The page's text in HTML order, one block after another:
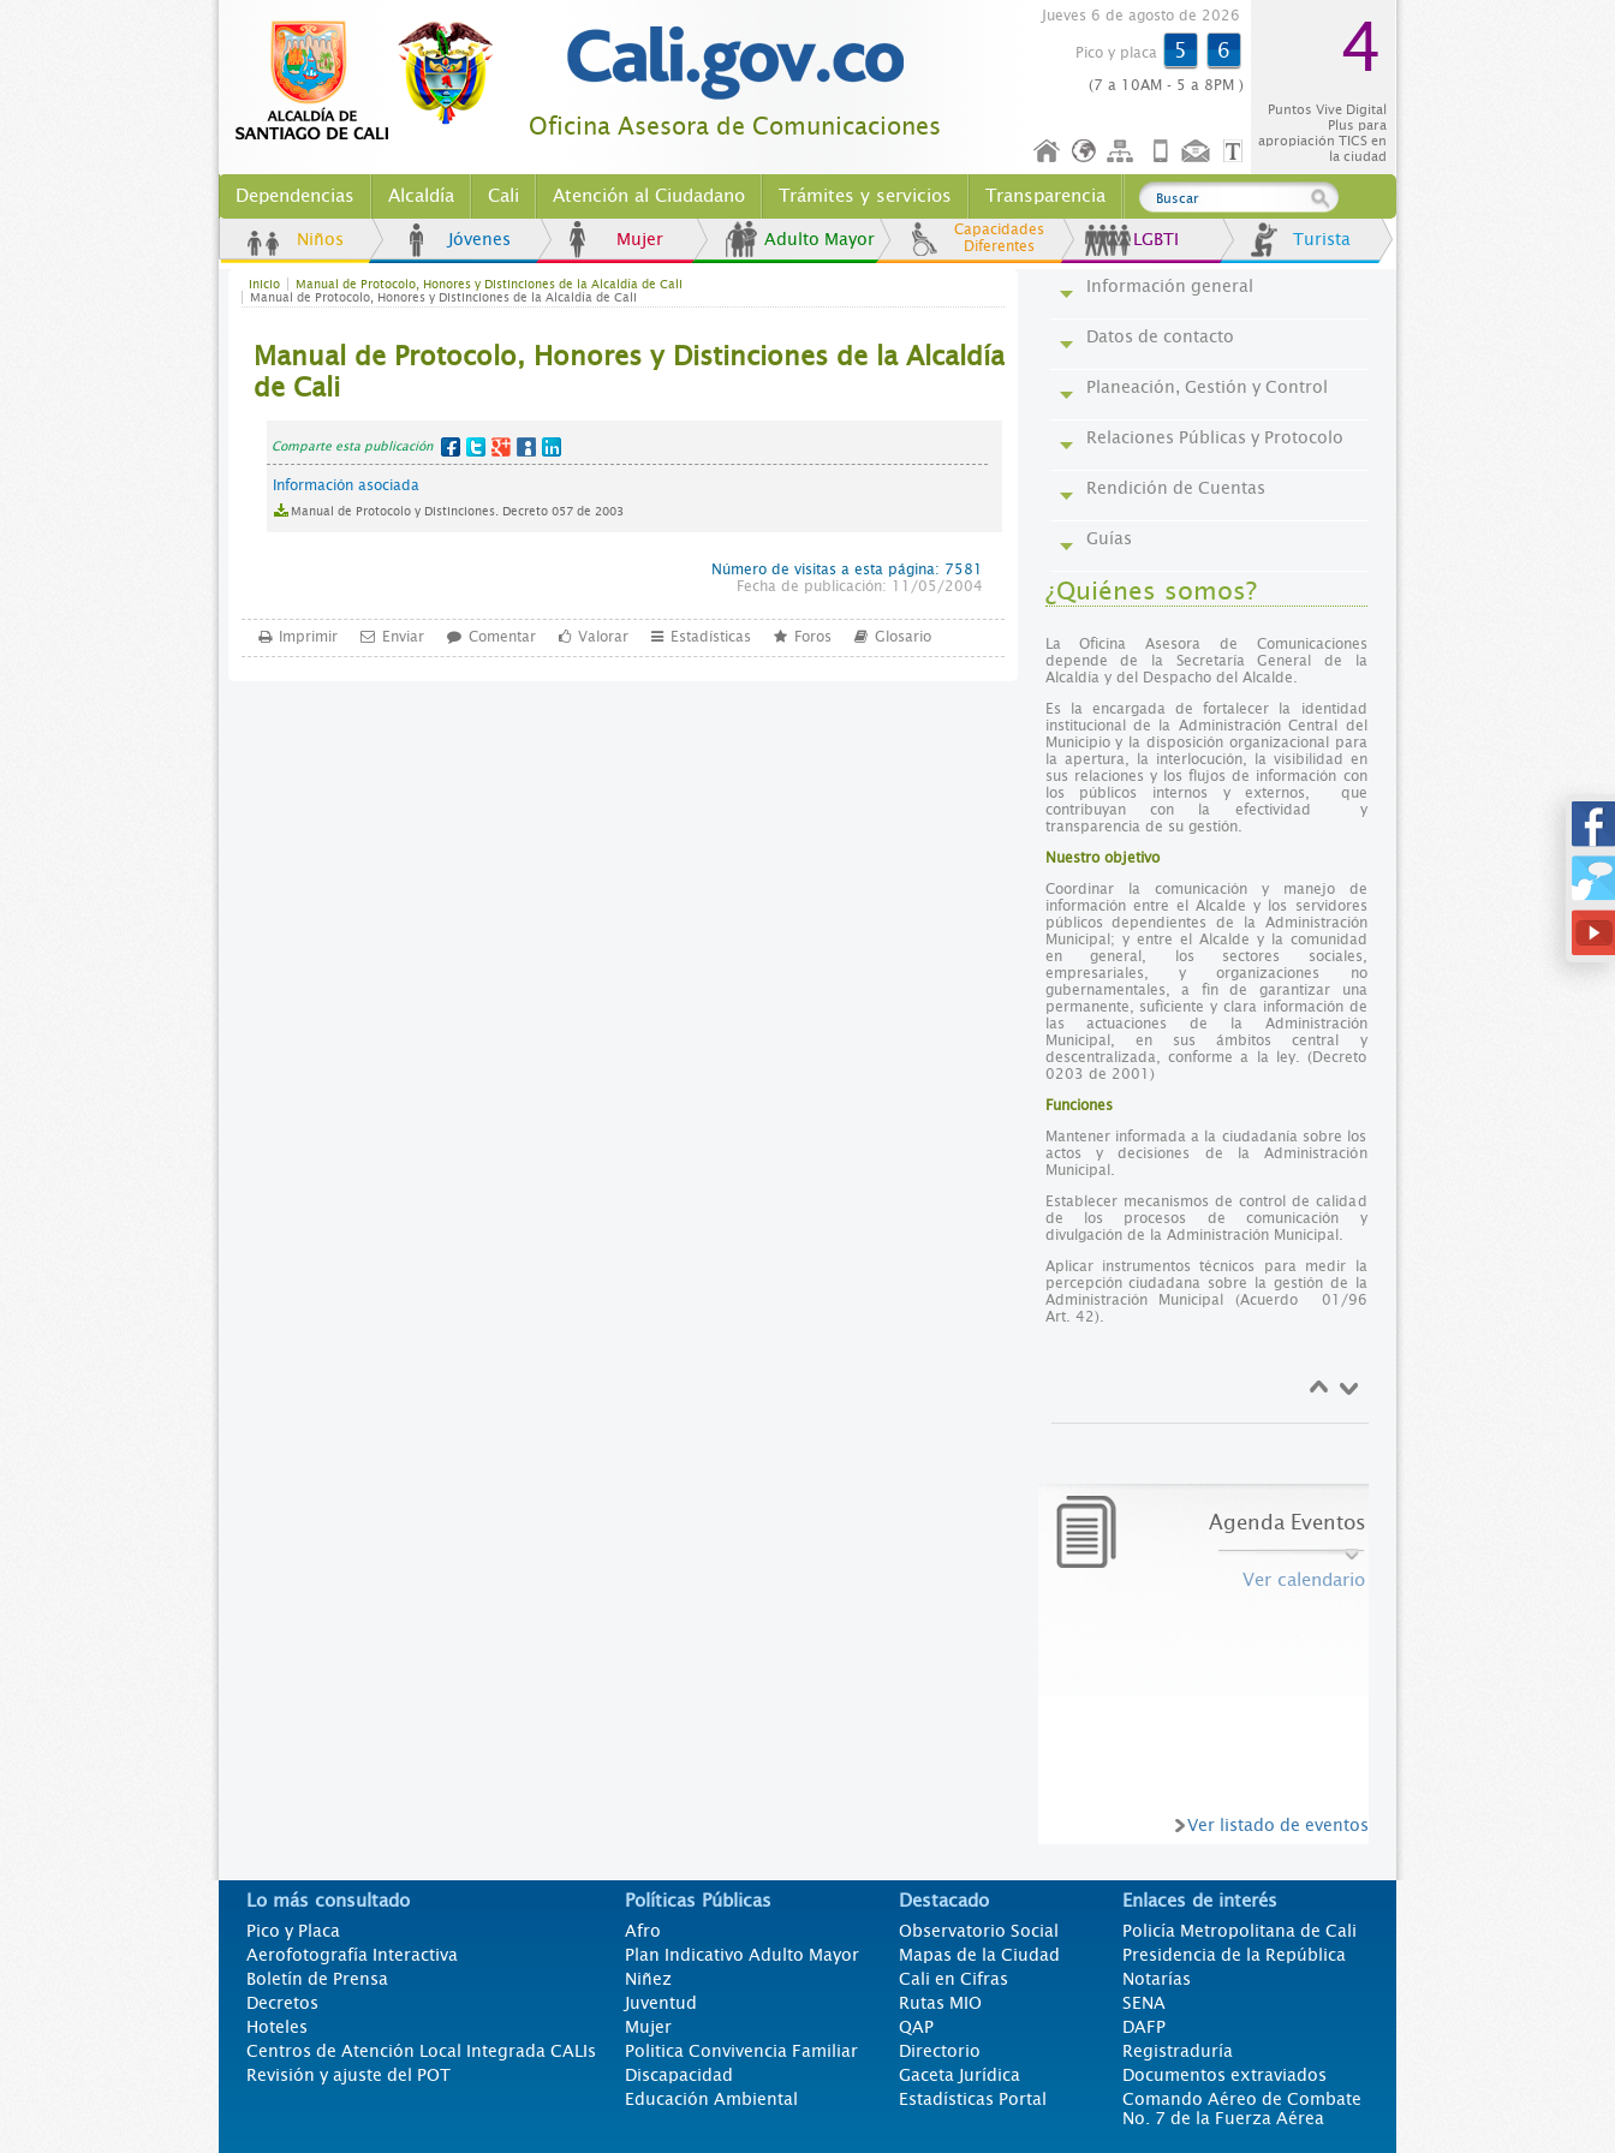
Oficina Asesora de Comunicaciones
Jueves 6 de agosto de 2026
Pico y placa 5 6
(7 a 10AM - 5 a 8PM ) 4
Puntos Vive Digital
Plus para
apropiación TICS en
la ciudad
Dependencias Alcaldía Cali Atención al Ciudadano Trámites y servicios Transparencia
Niños Jóvenes Mujer Adulto Mayor
Capacidades
Diferentes
LGBTI Turista
Inicio
Manual de Protocolo, Honores y Distinciones de la Alcaldía de Cali
Manual de Protocolo, Honores y Distinciones de la Alcaldía de Cali
Manual de Protocolo, Honores y Distinciones de la Alcaldía
de Cali
Comparte esta publicación
Información asociada
Manual de Protocolo y Distinciones. Decreto 057 de 2003
Número de visitas a esta página: 7581
Fecha de publicación: 11/05/2004
Imprimir Enviar Comentar Valorar Estadísticas Foros Glosario
Información general
Datos de contacto
Planeación, Gestión y Control
Relaciones Públicas y Protocolo
Rendición de Cuentas
Guías
¿Quiénes somos?
La Oficina Asesora de Comunicaciones
depende de la Secretaría General de la
Alcaldía y del Despacho del Alcalde.
Es la encargada de fortalecer la identidad
institucional de la Administración Central del
Municipio y la disposición organizacional para
la apertura, la interlocución, la visibilidad en
sus relaciones y los flujos de información con
los públicos internos y externos, que
contribuyan con la efectividad y
transparencia de su gestión.
Nuestro objetivo
Coordinar la comunicación y manejo de
información entre el Alcalde y los servidores
públicos dependientes de la Administración
Municipal; y entre el Alcalde y la comunidad
en general, los sectores sociales,
empresariales, y organizaciones no
gubernamentales, a fin de garantizar una
permanente, suficiente y clara información de
las actuaciones de la Administración
Municipal, en sus ámbitos central y
descentralizada, conforme a la ley. (Decreto
0203 de 2001)
Funciones
Mantener informada a la ciudadanía sobre los
actos y decisiones de la Administración
Municipal.
Establecer mecanismos de control de calidad
de los procesos de comunicación y
divulgación de la Administración Municipal.
Aplicar instrumentos técnicos para medir la
percepción ciudadana sobre la gestión de la
Administración Municipal (Acuerdo 01/96
Art. 42).
Agenda Eventos
Ver calendario
Ver listado de eventos
Lo más consultado
Pico y Placa
Aerofotografía Interactiva
Boletín de Prensa
Decretos
Hoteles
Centros de Atención Local Integrada CALIs
Revisión y ajuste del POT
Políticas Públicas
Afro
Plan Indicativo Adulto Mayor
Niñez
Juventud
Mujer
Politica Convivencia Familiar
Discapacidad
Educación Ambiental
Destacado
Observatorio Social
Mapas de la Ciudad
Cali en Cifras
Rutas MIO
QAP
Directorio
Gaceta Jurídica
Estadísticas Portal
Enlaces de interés
Policía Metropolitana de Cali
Presidencia de la República
Notarías
SENA
DAFP
Registraduría
Documentos extraviados
Comando Aéreo de Combate
No. 7 de la Fuerza Aérea